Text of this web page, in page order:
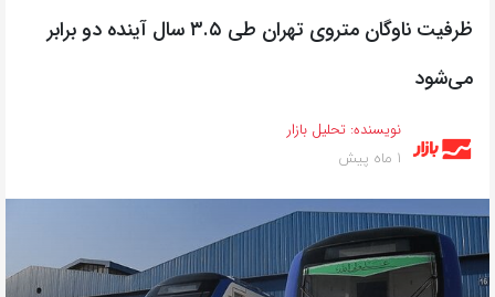
ظرفیت ناوگان متروی تهران طی ۳.۵ سال آینده دو برابر
می‌شود
نویسنده: تحلیل بازار
1 ماه پیش